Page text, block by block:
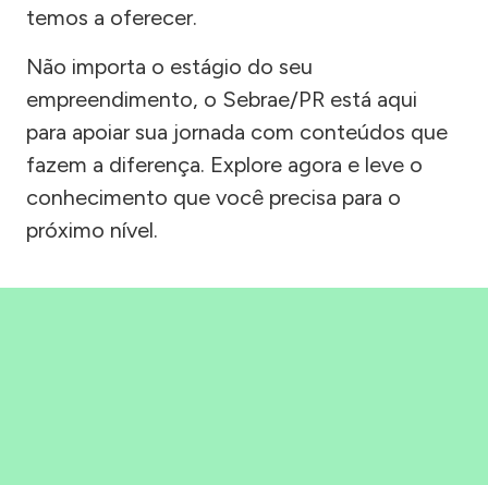
temos a oferecer.
Não importa o estágio do seu
empreendimento, o Sebrae/PR está aqui
para apoiar sua jornada com conteúdos que
fazem a diferença. Explore agora e leve o
conhecimento que você precisa para o
próximo nível.